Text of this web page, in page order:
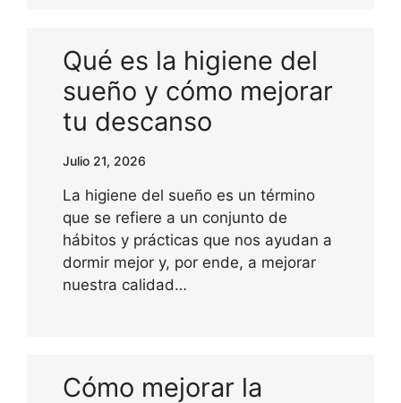
Qué es la higiene del
sueño y cómo mejorar
tu descanso
Julio 21, 2026
La higiene del sueño es un término
que se refiere a un conjunto de
hábitos y prácticas que nos ayudan a
dormir mejor y, por ende, a mejorar
nuestra calidad…
Cómo mejorar la